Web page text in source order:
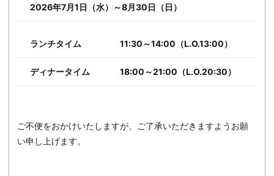
2026年7月1日（水）～8月30日（日）
ランチタイム 11:30～14:00（L.O.13:00）
ディナータイム 18:00～21:00（L.O.20:30）
ご不便をおかけいたしますが、ご了承いただきますようお願
い申し上げます。